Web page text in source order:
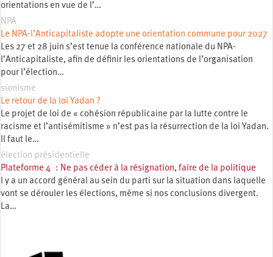
orientations en vue de l’…
NPA
Le NPA-l’Anticapitaliste adopte une orientation commune pour 2027
Les 27 et 28 juin s’est tenue la conférence nationale du NPA-
l’Anticapitaliste, afin de définir les orientations de l’organisation
pour l’élection…
sionisme
Le retour de la loi Yadan ?
Le projet de loi de « cohésion républicaine par la lutte contre le
racisme et l’antisémitisme » n’est pas la résurrection de la loi Yadan.
Il faut le…
élection présidentielle
Plateforme 4 : Ne pas céder à la résignation, faire de la politique
l y a un accord général au sein du parti sur la situation dans laquelle
vont se dérouler les élections, même si nos conclusions divergent.
La…